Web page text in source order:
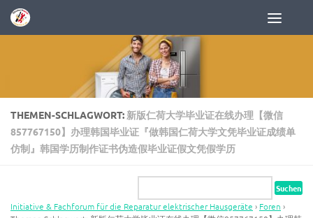
Zum Inhalt springen
THEMEN-SCHLAGWORT: 新版仁荷大学毕业证在线办理【微信
857767150】办理韩国毕业证『做韩国仁荷大学文凭毕业证成绩单
仿制』韩国学历制作证书伪造假毕业证假文凭假学历
Initiative & Fachforum für die Reparatur elektrischer Hausgeräte › Foren ›